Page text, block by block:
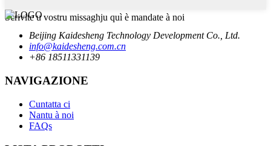
Scrivite u vostru missaghju quì è mandate à noi
Beijing Kaidesheng Technology Development Co., Ltd.
info@kaidesheng.com.cn
+86 18511331139
NAVIGAZIONE
Cuntatta ci
Nantu à noi
FAQs